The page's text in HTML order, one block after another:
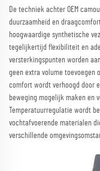
De techniek achter OEM
duurzaamheid en
hoogwaardige synthetische
tegelijkertijd flexibiliteit en
versterkingspunten worden
geen extra volume toevoegen
comfort wordt verhoogd door
beweging mogelijk maken en
Temperatuurregulatie wordt
vochtafvoerende materialen
verschillende